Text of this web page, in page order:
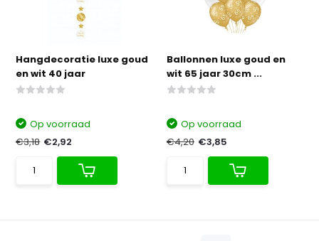
Hangdecoratie luxe goud
en wit 40 jaar
Op voorraad
€3,18 €2,92
Ballonnen luxe goud en
wit 65 jaar 30cm ...
Op voorraad
€4,20 €3,85